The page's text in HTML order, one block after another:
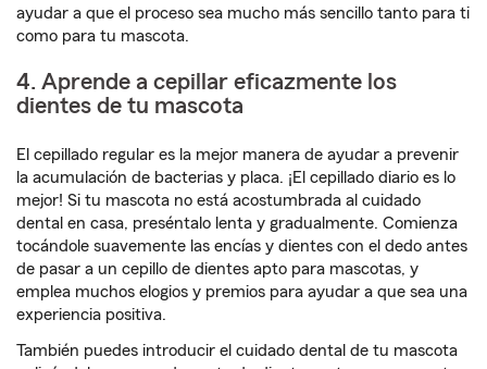
ayudar a que el proceso sea mucho más sencillo tanto para ti
como para tu mascota.
4. Aprende a cepillar eficazmente los
dientes de tu mascota
El cepillado regular es la mejor manera de ayudar a prevenir
la acumulación de bacterias y placa. ¡El cepillado diario es lo
mejor! Si tu mascota no está acostumbrada al cuidado
dental en casa, preséntalo lenta y gradualmente. Comienza
tocándole suavemente las encías y dientes con el dedo antes
de pasar a un cepillo de dientes apto para mascotas, y
emplea muchos elogios y premios para ayudar a que sea una
experiencia positiva.
También puedes introducir el cuidado dental de tu mascota